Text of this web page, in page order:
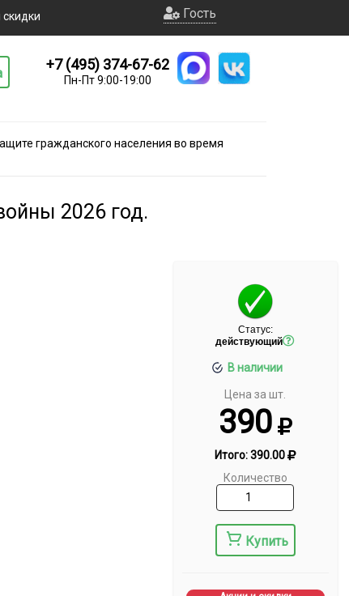
Гость
+7 (495) 374-67-62
Пн-Пт 9:00-19:00
гражданского населения во время
2026 год.
Статус:
действующий
В наличии
Цена за шт.
390
Итого:390.00
Количество
Купить